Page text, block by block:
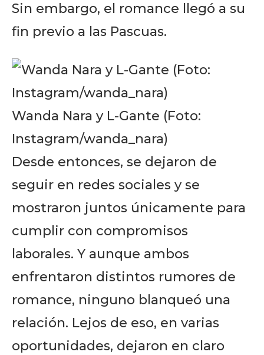
Sin embargo, el romance llegó a su
fin previo a las Pascuas.
Wanda Nara y L-Gante (Foto:
Instagram/wanda_nara)
Desde entonces, se dejaron de
seguir en redes sociales y se
mostraron juntos únicamente para
cumplir con compromisos
laborales. Y aunque ambos
enfrentaron distintos rumores de
romance, ninguno blanqueó una
relación. Lejos de eso, en varias
oportunidades, dejaron en claro